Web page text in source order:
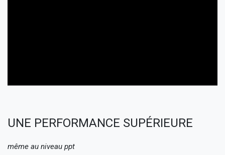
UNE PERFORMANCE SUPÉRIEURE
même au niveau ppt